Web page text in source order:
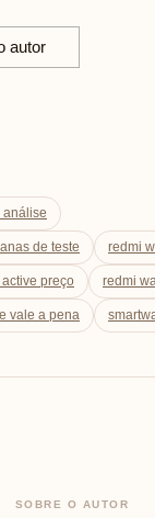
autor
análise
de teste redmi
preço redmi
vale a pena
SOBRE O AUTOR